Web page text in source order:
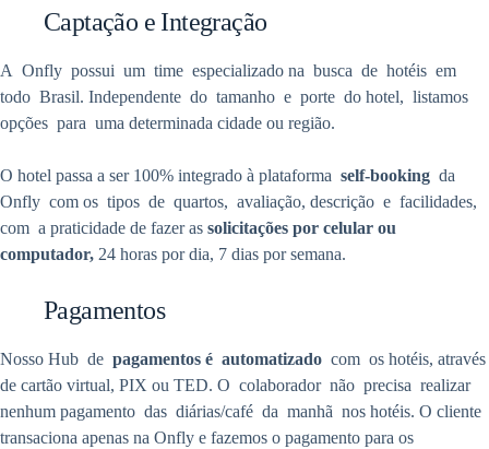
Captação e Integração
A Onfly possui um time especializado na busca de hotéis em
todo Brasil. Independente do tamanho e porte do hotel, listamos
opções para uma determinada cidade ou região.
O hotel passa a ser 100% integrado à plataforma self-booking da
Onfly com os tipos de quartos, avaliação, descrição e facilidades,
com a praticidade de fazer as solicitações por celular ou
computador, 24 horas por dia, 7 dias por semana.
Pagamentos
Nosso Hub de pagamentos é automatizado com os hotéis, através
de cartão virtual, PIX ou TED. O colaborador não precisa realizar
nenhum pagamento das diárias/café da manhã nos hotéis. O cliente
transaciona apenas na Onfly e fazemos o pagamento para os